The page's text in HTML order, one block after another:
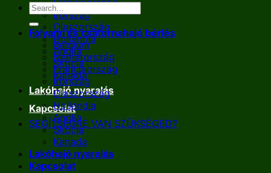
Franciaország
Írország
Olaszország
Hollandia
Anglia
Skócia
Kanada
Lakóhajó nyaralás
Kapcsolat
SEGÍTSÉGRE VAN SZÜKSÉGED?
Folyami és csatornahajó bérlés
Belgium
Németország
Franciaország
Írország
Olaszország
Hollandia
Anglia
Skócia
Kanada
Lakóhajó nyaralás
Kapcsolat